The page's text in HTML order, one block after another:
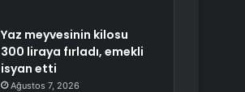
Yaz meyvesinin kilosu
300 liraya fırladı, emekli
isyan etti
Ağustos 7, 2026